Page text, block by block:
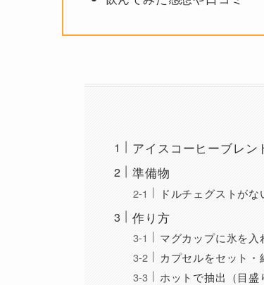
アイスコーヒーブレン
準備物
ドルチェグストがな
作り方
マグカップに氷を入
カプセルをセット
ホットで抽出（目盛